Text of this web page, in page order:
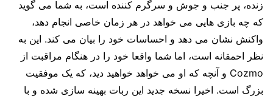
زنده، پر جنب و جوش و سرگرم کننده است، به شما می گوید
که چه بازی هایی می خواهد در هر زمان خاصی انجام دهد،
واکنش نشان می دهد و احساسات خود را بیان می کند. این به
نظر احمقانه است، اما شما واقعا خود را در هنگام مراقبت از
Cozmo و آنچه که او می خواهد خواهید دید، که یک موفقیت
بزرگ است. اخیرا نسخه جدید این ربات بهینه سازی شده و با